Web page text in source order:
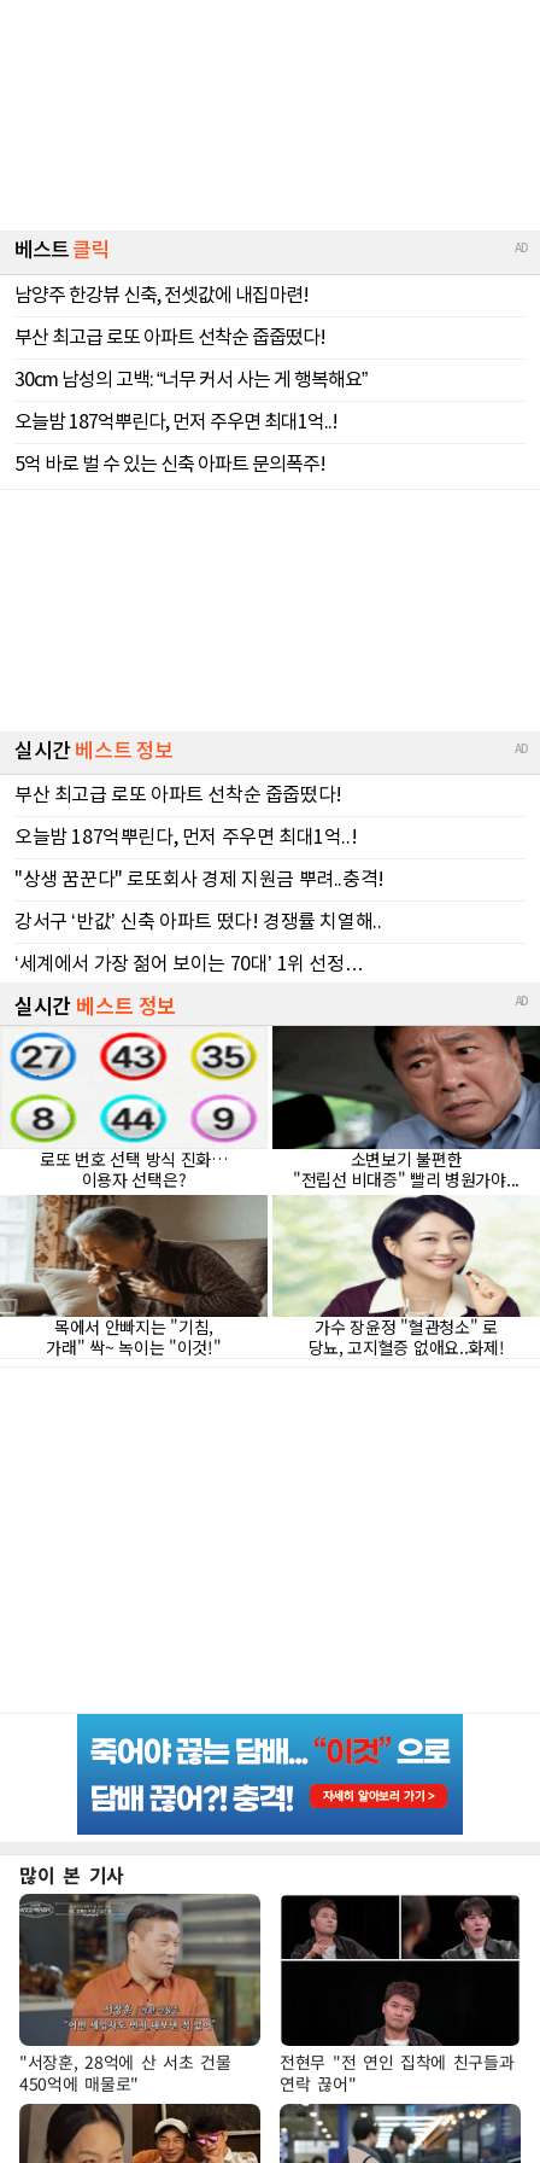
많이 본 기사
"서장훈, 28억에 산 서초 건물
450억에 매물로"
전현무 "전 연인 집착에 친구들과
연락 끊어"